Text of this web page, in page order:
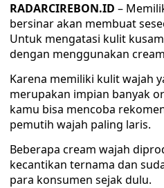
RADARCIREBON.ID –
bersinar akan membuat
Untuk mengatasi kulit
dengan menggunakan
Karena memiliki kulit wajah
merupakan impian banyak
kamu bisa mencoba
pemutih wajah paling laris.
Beberapa cream wajah
kecantikan ternama dan
para konsumen sejak dulu.